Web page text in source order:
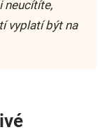
neucítíte,
vyplatí být na